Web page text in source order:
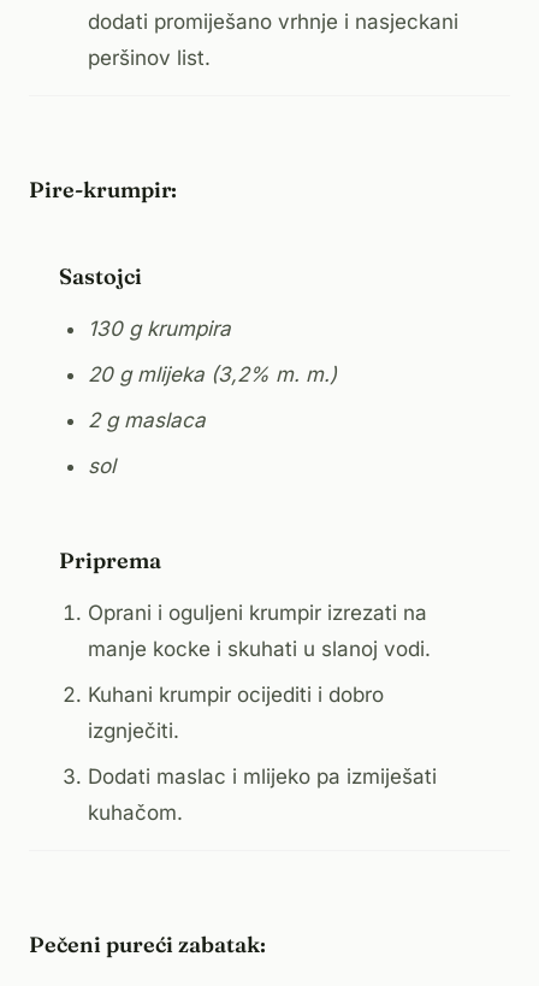
dodati promiješano vrhnje i nasjeckani
peršinov list.
Pire-krumpir:
Sastojci
130 g krumpira
20 g mlijeka (3,2% m. m.)
2 g maslaca
sol
Priprema
Oprani i oguljeni krumpir izrezati na
manje kocke i skuhati u slanoj vodi.
Kuhani krumpir ocijediti i dobro
izgnječiti.
Dodati maslac i mlijeko pa izmiješati
kuhačom.
Pečeni pureći zabatak: